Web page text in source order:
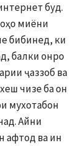
буд.
миёни
бибинед, ки
балки онро
ҷаззоб ва
чизе ба он
мухотабон
Айни
афтод ва ин